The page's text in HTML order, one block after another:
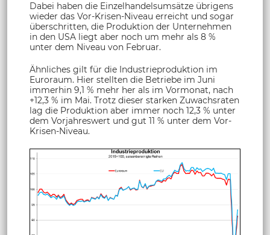
Dabei haben die Einzelhandelsumsätze übrigens
wieder das Vor-Krisen-Niveau erreicht und sogar
überschritten, die Produktion der Unternehmen
in den USA liegt aber noch um mehr als 8 %
unter dem Niveau von Februar.
Ähnliches gilt für die Industrieproduktion im
Euroraum. Hier stellten die Betriebe im Juni
immerhin 9,1 % mehr her als im Vormonat, nach
+12,3 % im Mai. Trotz dieser starken Zuwachsraten
lag die Produktion aber immer noch 12,3 % unter
dem Vorjahreswert und gut 11 % unter dem Vor-
Krisen-Niveau.